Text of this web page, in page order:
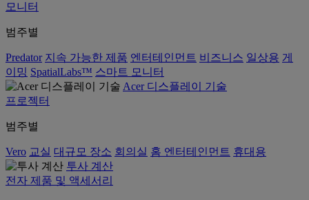
모니터
범주별
Predator 지속 가능한 제품 엔터테인먼트 비즈니스 일상용 게
이밍 SpatialLabs™ 스마트 모니터
Acer 디스플레이 기술
프로젝터
범주별
Vero 교실 대규모 장소 회의실 홈 엔터테인먼트 휴대용
투사 계산
전자 제품 및 액세서리